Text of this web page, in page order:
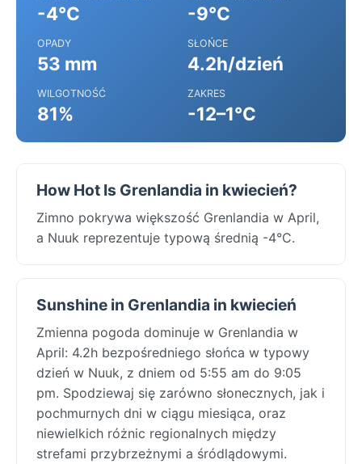
-4°C -9°C
OPADY
53 mm
SŁOŃCE
4.2h/dzień
WILGOTNOŚĆ
81%
ZAKRES
-12–1°C
How Hot Is Grenlandia in kwiecień?
Zimno pokrywa większość Grenlandia w April,
a Nuuk reprezentuje typową średnią -4°C.
Sunshine in Grenlandia in kwiecień
Zmienna pogoda dominuje w Grenlandia w
April: 4.2h bezpośredniego słońca w typowy
dzień w Nuuk, z dniem od 5:55 am do 9:05
pm. Spodziewaj się zarówno słonecznych, jak i
pochmurnych dni w ciągu miesiąca, oraz
niewielkich różnic regionalnych między
strefami przybrzeżnymi a śródlądowymi.